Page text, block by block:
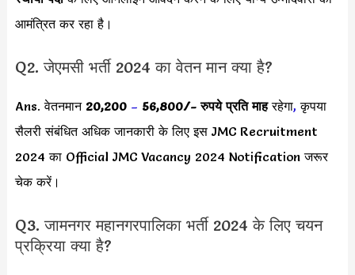
आमंत्रित कर रहा है।
Q2. जेएमसी भर्ती 2024 का वेतन मान क्या है?
Ans. वेतनमान 20,200 – 56,800/- रुपये प्रति माहरहेगा, कृपया
सैलरी संबंधित अधिक जानकारी के लिए इस JMC Recruitment
2024 का Official JMC Vacancy 2024 Notification जरूर
चेक करें।
Q3. जामनगर महानगरपालिका भर्ती 2024 के लिए चयन
प्रक्रिया क्या है?